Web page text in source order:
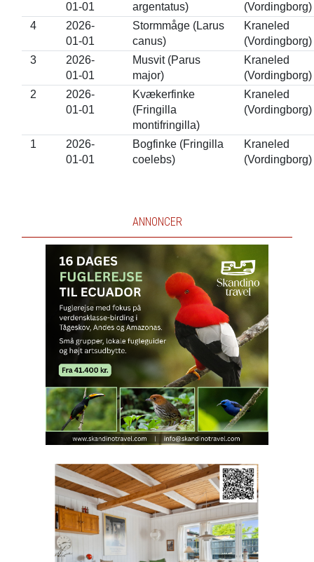
01-01
argentatus)
(Vordingborg)
4
2026-
01-01
Stormmåge (Larus
canus)
Kraneled
(Vordingborg)
3
2026-
01-01
Musvit (Parus
major)
Kraneled
(Vordingborg)
2
2026-
01-01
Kvækerfinke
(Fringilla
montifringilla)
Kraneled
(Vordingborg)
1
2026-
01-01
Bogfinke (Fringilla
coelebs)
Kraneled
(Vordingborg)
ANNONCER